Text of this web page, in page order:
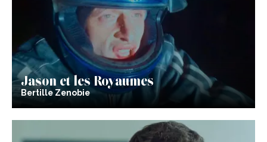
Jason et les Royaumes
Bertille Zenobie